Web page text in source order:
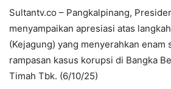
Sultantv.co – Pangkalpinang,
menyampaikan apresiasi atas
(Kejagung) yang menyerahkan enam
rampasan kasus korupsi di Bangka
Timah Tbk. (6/10/25)